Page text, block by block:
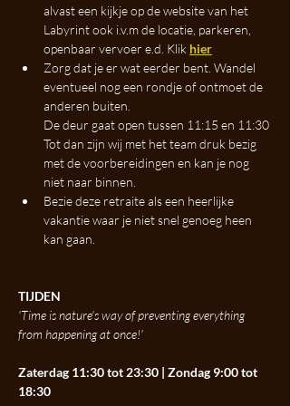
alvast een kijkje op de website van het
Labyrint ook i.v.m de locatie, parkeren,
openbaar vervoer e.d. Klik hier
Zorg dat je er wat eerder bent. Wandel
eventueel nog een rondje of ontmoet de
anderen buiten.
De deur gaat open tussen 11:15 en 11:30
Tot dan zijn wij met het team druk bezig
met de voorbereidingen en kan je nog
niet naar binnen.
Bezie deze retraite als een heerlijke
vakantie waar je niet snel genoeg heen
kan gaan.
TIJDEN
'Time is nature's way of preventing everything
from happening at once!'
Zaterdag 11:30 tot 23:30 | Zondag 9:00 tot
18:30